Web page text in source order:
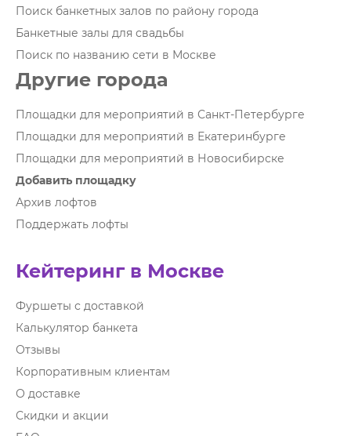
Поиск банкетных залов по району города
Банкетные залы для свадьбы
Поиск по названию сети в Москве
Другие города
Площадки для мероприятий в Санкт-Петербурге
Площадки для мероприятий в Екатеринбурге
Площадки для мероприятий в Новосибирске
Добавить площадку
Архив лофтов
Поддержать лофты
Кейтеринг в Москве
Фуршеты с доставкой
Калькулятор банкета
Отзывы
Корпоративным клиентам
О доставке
Скидки и акции